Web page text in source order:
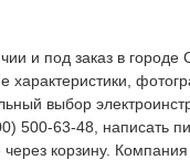
и под заказ в городе
характеристики,
выбор
500-63-48, написать
корзину.